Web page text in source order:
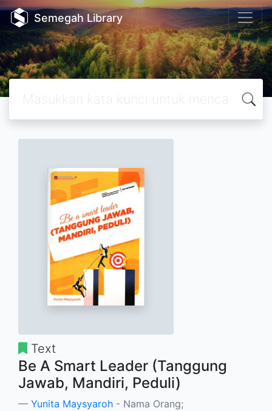
Semegah Library
Text
Be A Smart Leader (Tanggung
Jawab, Mandiri, Peduli)
Yunita Maysyaroh - Nama Orang;